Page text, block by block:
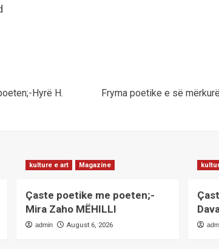
Hyrë H.
Fryma poetike e së
kulture e art Magazine
Çaste poetike me poeten;-
Mira Zaho MËHILLI
admin August 6, 2026